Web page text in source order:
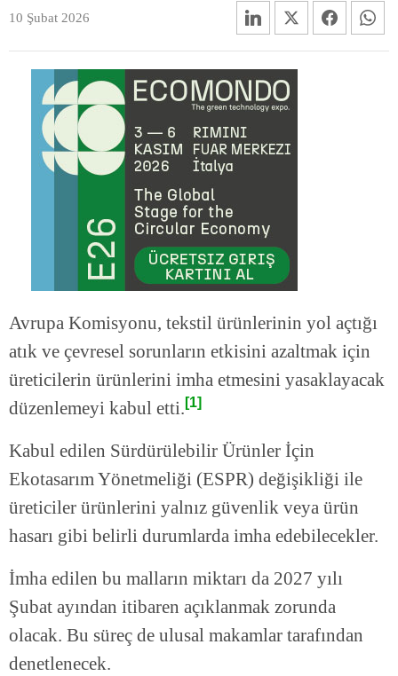
10 Şubat 2026
Avrupa Komisyonu, tekstil ürünlerinin yol açtığı
atık ve çevresel sorunların etkisini azaltmak için
üreticilerin ürünlerini imha etmesini yasaklayacak
düzenlemeyi kabul etti. [1]
Kabul edilen Sürdürülebilir Ürünler İçin
Ekotasarım Yönetmeliği (ESPR) değişikliği ile
üreticiler ürünlerini yalnız güvenlik veya ürün
hasarı gibi belirli durumlarda imha edebilecekler.
İmha edilen bu malların miktarı da 2027 yılı
Şubat ayından itibaren açıklanmak zorunda
olacak. Bu süreç de ulusal makamlar tarafından
denetlenecek.